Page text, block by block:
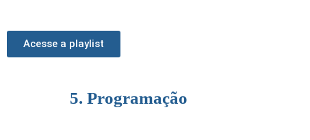
Acesse a playlist
5. Programação